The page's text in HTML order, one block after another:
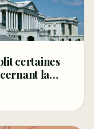
certaines
la
restreint le